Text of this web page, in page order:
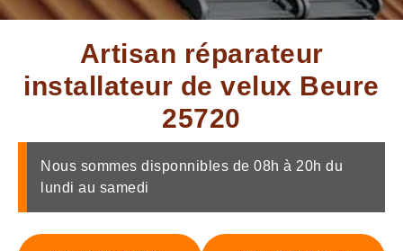
Artisan réparateur
installateur de velux Beure
25720
Nous sommes disponnibles de 08h à 20h du
lundi au samedi